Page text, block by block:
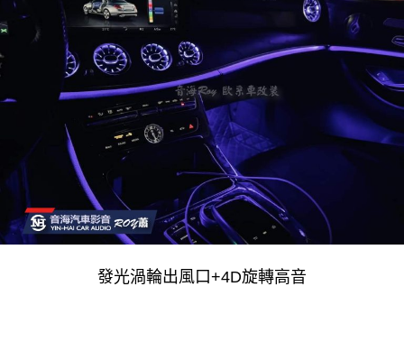
發光渦輪出風口+4D旋轉高音